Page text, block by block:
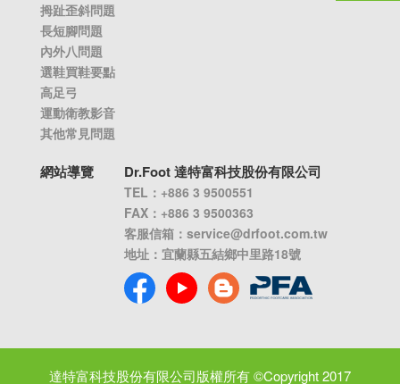
拇趾歪斜問題
長短腳問題
內外八問題
選鞋買鞋要點
高足弓
運動衛教影音
其他常見問題
網站導覽 Dr.Foot 達特富科技股份有限公司
TEL：+886 3 9500551
FAX：+886 3 9500363
客服信箱： service@drfoot.com.tw
地址：宜蘭縣五結鄉中里路18號
達特富科技股份有限公司版權所有 ©Copyright 2017